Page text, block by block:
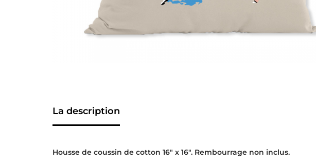
La description
Housse de coussin de cotton 16″ x 16″. Rembourrage non inclus.